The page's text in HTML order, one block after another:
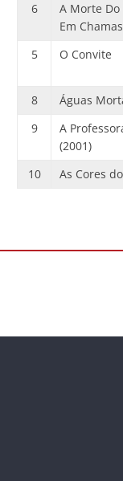
6
A Morte
Em Chamas
5
O Convite
8
Águas
9
A
(2001)
10 As Cores